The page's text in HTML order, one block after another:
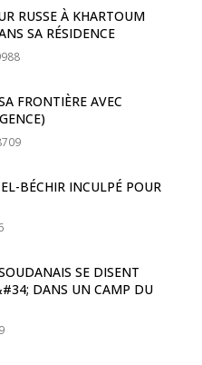
RUSSE À KHARTOUM
SA RÉSIDENCE
FRONTIÈRE AVEC
BÉCHIR INCULPÉ POUR
SE DISENT
DANS UN CAMP DU